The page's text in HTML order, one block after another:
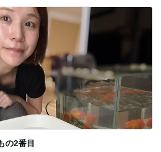
の2番目